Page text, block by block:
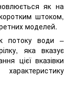
як на
штоком,
моделей.
потоку води –
яка вказує
цієї вказівки